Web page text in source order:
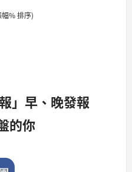
% 排序)
」早、晚發報
的你